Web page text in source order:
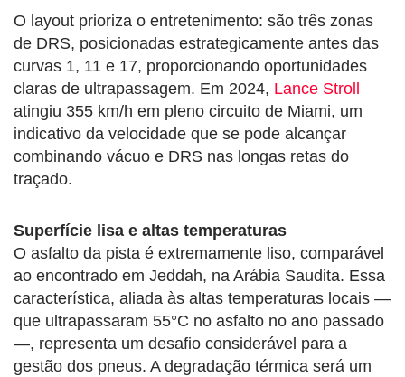
O layout prioriza o entretenimento: são três zonas
de DRS, posicionadas estrategicamente antes das
curvas 1, 11 e 17, proporcionando oportunidades
claras de ultrapassagem. Em 2024, Lance Stroll
atingiu 355 km/h em pleno circuito de Miami, um
indicativo da velocidade que se pode alcançar
combinando vácuo e DRS nas longas retas do
traçado.
Superfície lisa e altas temperaturas
O asfalto da pista é extremamente liso, comparável
ao encontrado em Jeddah, na Arábia Saudita. Essa
característica, aliada às altas temperaturas locais —
que ultrapassaram 55°C no asfalto no ano passado
—, representa um desafio considerável para a
gestão dos pneus. A degradação térmica será um